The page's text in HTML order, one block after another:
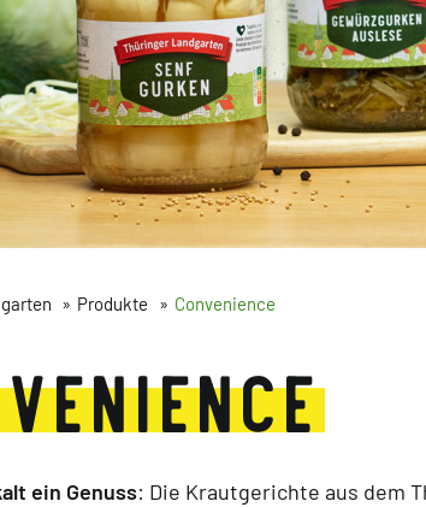
Produkte Convenience
ein Genuss: Die Krautgerichte aus dem